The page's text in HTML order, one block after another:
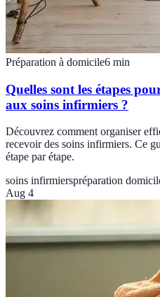
Préparation à domicile6 min
Quelles sont les étapes
aux soins infirmiers ?
Découvrez comment organiser
recevoir des soins infirmiers. Ce
étape par étape.
soins infirmierspréparation
Aug 4